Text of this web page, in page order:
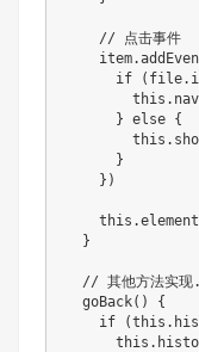
    // 点击事件
if
      } else {
      }
    })
  }
// 其他方法实现
  goBack() {
if